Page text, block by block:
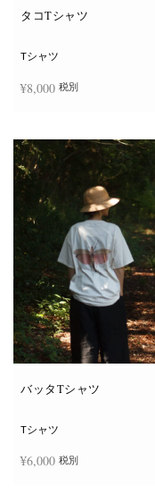
タコTシャツ
Tシャツ
¥8,000 税別
の
商
品
に
は
複
数
の
バ
リ
エ
ー
シ
ョ
ま
バッタTシャツ
Tシャツ
¥6,000 税別